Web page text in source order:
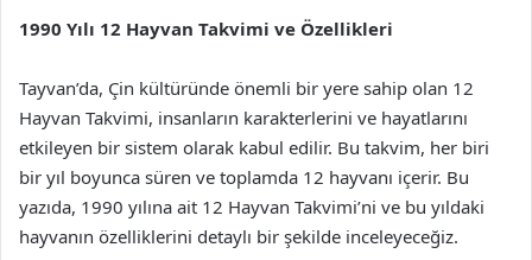
1990 Yılı 12 Hayvan Takvimi ve Özellikleri
Tayvan’da, Çin kültüründe önemli bir yere sahip olan 12
Hayvan Takvimi, insanların karakterlerini ve hayatlarını
etkileyen bir sistem olarak kabul edilir. Bu takvim, her biri
bir yıl boyunca süren ve toplamda 12 hayvanı içerir. Bu
yazıda, 1990 yılına ait 12 Hayvan Takvimi’ni ve bu yıldaki
hayvanın özelliklerini detaylı bir şekilde inceleyeceğiz.